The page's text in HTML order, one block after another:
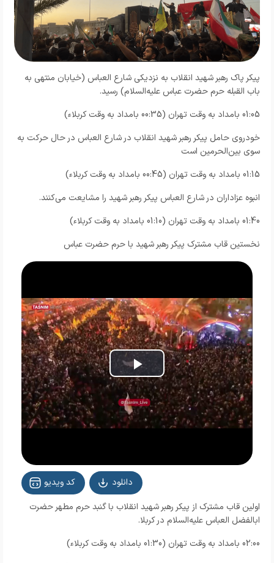
پیکر پاک رهبر شهید انقلاب به نزدیکی شارع العباس (خیابان منتهی به
باب القبله حرم حضرت عباس علیه‌السلام) رسید.
01:05 بامداد به وقت تهران (00:35 بامداد به وقت کربلاء)
خودروی حامل پیکر رهبر شهید انقلاب در شارع العباس در حال حرکت به
سوی بین‌الحرمین است
01:15 بامداد به وقت تهران (00:45 بامداد به وقت کربلاء)
انبوه عزاداران در شارع العباس پیکر رهبر شهید را مشایعت می‌کنند.
01:40 بامداد به وقت تهران (01:10 بامداد به وقت کربلاء)
نخستین قاب مشترک پیکر رهبر شهید با حرم حضرت عباس
Play
Video
کد ویدیو
دانلود
اولین قاب مشترک از پیکر رهبر شهید انقلاب با گنبد حرم مطهر حضرت
ابالفضل العباس علیه‌السلام در کربلا.
02:00 بامداد به وقت تهران (01:30 بامداد به وقت کربلاء)